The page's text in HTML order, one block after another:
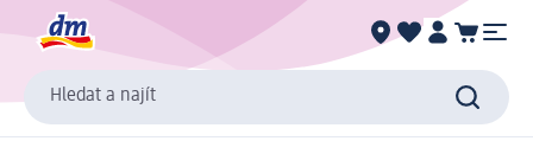
Hledat a najít